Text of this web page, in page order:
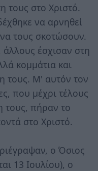
τους στο Χριστό.
να αρνηθεί
τους σκοτώσουν.
έσχισαν στη
κομμάτια και
τους. Μ' αυτόν τον
που μέχρι τέλους
τους, πήραν το
στο Χριστό.
ο Όσιος
13 Ιουλίου), ο